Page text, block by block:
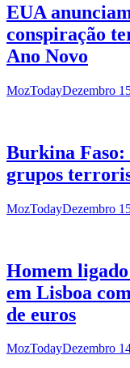
EUA
conspiração
Ano Novo
MozTodayDezembro
Burkina Faso:
grupos
MozTodayDezembro
Homem
em Lisboa
de euros
MozTodayDezembro